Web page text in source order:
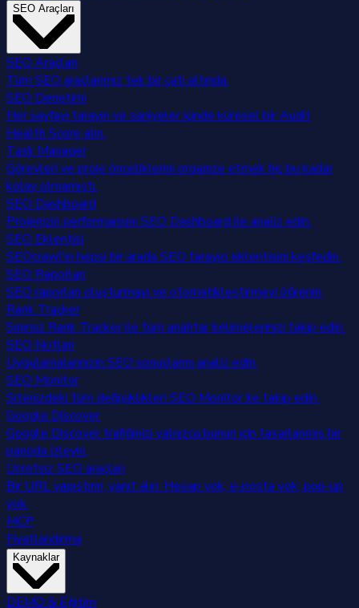
SEO Araçları
SEO Araçları
Tüm SEO araçlarımız tek bir çatı altında.
SEO Denetimi
Her sayfayı tarayın ve saniyeler içinde küresel bir Audit
Health Score alın.
Task Manager
Görevleri ve proje önceliklerini organize etmek hiç bu kadar
kolay olmamıştı.
SEO Dashboard
Projenizin performansını SEO Dashboard ile analiz edin.
SEO Eklentisi
SEOcrawl'ın hepsi bir arada SEO tarayıcı eklentisini keşfedin.
SEO Raporları
SEO raporları oluşturmayı ve otomatikleştirmeyi öğrenin.
Rank Tracker
Sınırsız Rank Tracker ile tüm anahtar kelimelerinizi takip edin.
SEO Notları
Uygulamalarınızın SEO sonuçlarını analiz edin.
SEO Monitor
Sitenizdeki tüm değişiklikleri SEO Monitor ile takip edin.
Google Discover
Google Discover trafiğinizi yalnızca bunun için tasarlanmış bir
panoda izleyin.
Ücretsiz SEO araçları
Bir URL yapıştırın, yanıt alın. Hesap yok, e-posta yok, pop-up
yok.
MCP
Fiyatlandırma
Kaynaklar
DEMO & Eğitim